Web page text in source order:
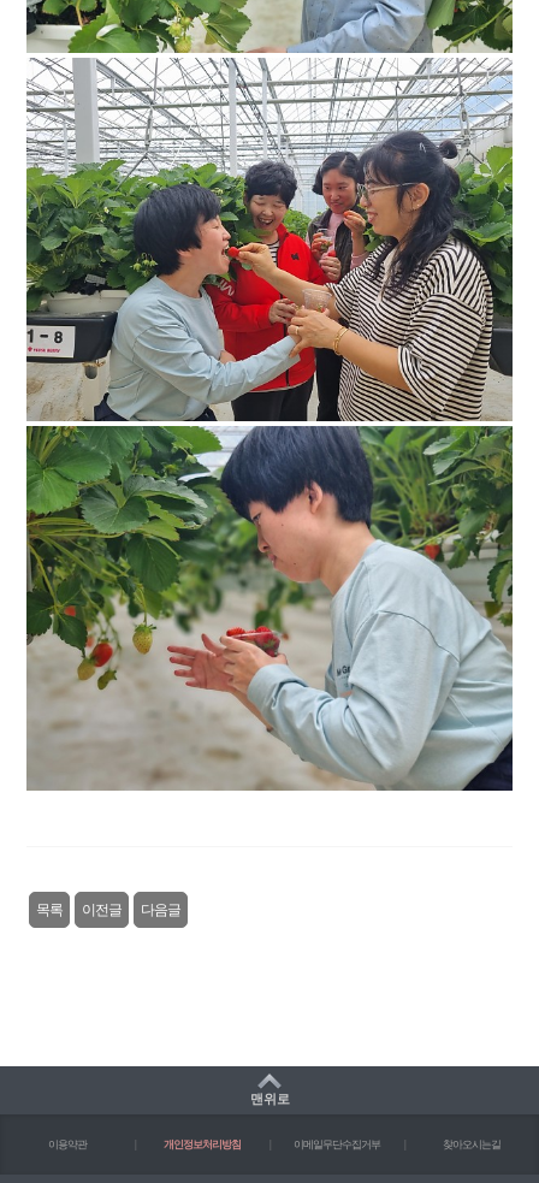
목록 이전글 다음글
맨위로
이용약관 개인정보처리방침 이메일무단수집거부 찾아오시는길